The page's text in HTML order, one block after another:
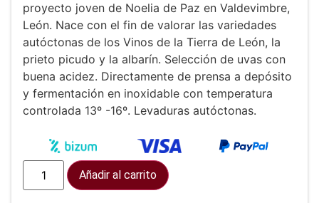
proyecto joven de Noelia de Paz en Valdevimbre,
León. Nace con el fin de valorar las variedades
autóctonas de los Vinos de la Tierra de León, la
prieto picudo y la albarín. Selección de uvas con
buena acidez. Directamente de prensa a depósito
y fermentación en inoxidable con temperatura
controlada 13º -16º. Levaduras autóctonas.
Añadir al carrito